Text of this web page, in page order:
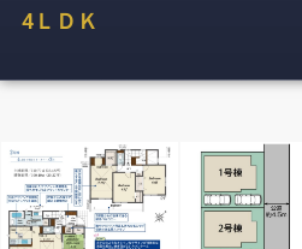
4 ＬＤＫ